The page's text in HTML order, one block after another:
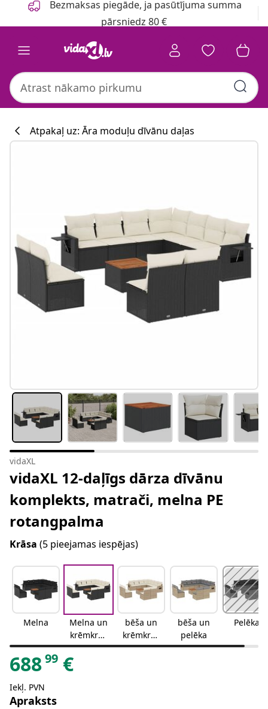
Bezmaksas piegāde, ja pasūtījuma summa
pārsniedz 80 €
Atpakaļ uz: Āra moduļu dīvānu daļas
vidaXL
vidaXL 12-daļīgs dārza dīvānu
komplekts, matrači, melna PE
rotangpalma
Krāsa (5 pieejamas iespējas)
Melna
Melna un
krēmkrās
as
bēša un
krēmkrās
a
bēša un
pelēka
Pelēka
68899 €
Iekļ. PVN
Apraksts